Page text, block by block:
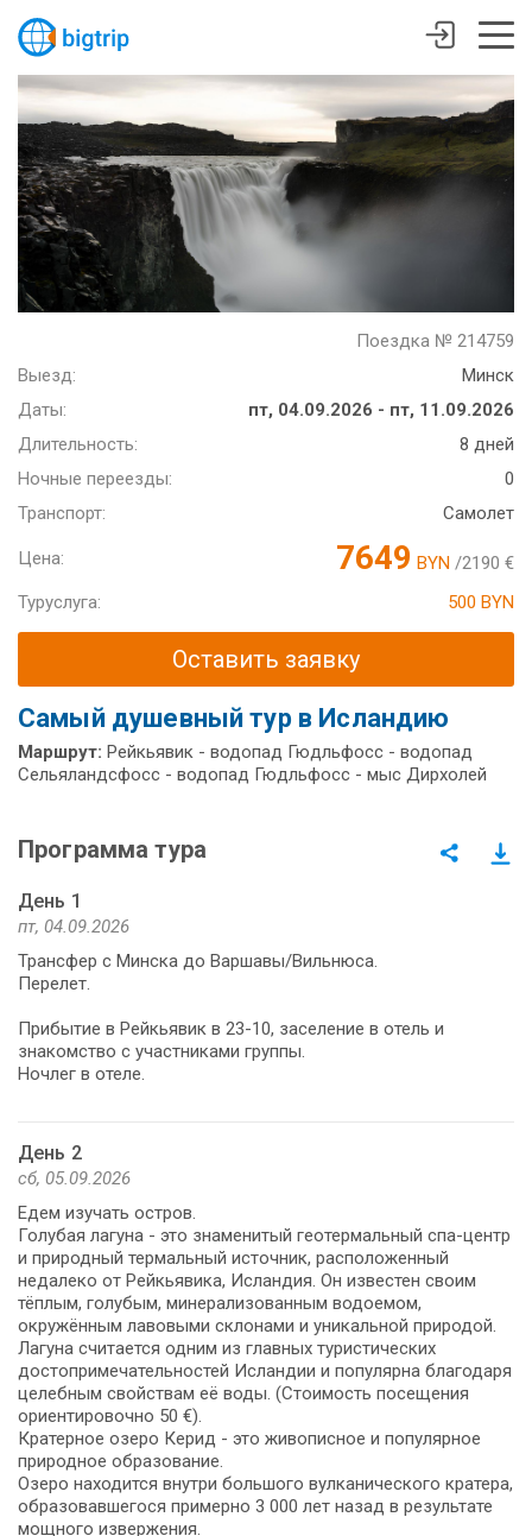
Поездка № 214759
Выезд:
Минск
Даты:
пт, 04.09.2026 - пт, 11.09.2026
Длительность:
8 дней
Ночные переезды:
0
Транспорт:
Самолет
Цена: 7649 BYN /2190 €
Туруслуга:
500 BYN
Оставить заявку
Самый душевный тур в Исландию
Маршрут: Рейкьявик - водопад Гюдльфосс - водопад
Сельяландсфосс - водопад Гюдльфосс - мыс Дирхолей
Программа тура
День 1
пт, 04.09.2026
Трансфер с Минска до Варшавы/Вильнюса.
Перелет.
Прибытие в Рейкьявик в 23-10, заселение в отель и
знакомство с участниками группы.
Ночлег в отеле.
День 2
сб, 05.09.2026
Едем изучать остров.
Голубая лагуна - это знаменитый геотермальный спа-центр
и природный термальный источник, расположенный
недалеко от Рейкьявика, Исландия. Он известен своим
тёплым, голубым, минерализованным водоемом,
окружённым лавовыми склонами и уникальной природой.
Лагуна считается одним из главных туристических
достопримечательностей Исландии и популярна благодаря
целебным свойствам её воды. (Стоимость посещения
ориентировочно 50 €).
Кратерное озеро Керид - это живописное и популярное
природное образование.
Озеро находится внутри большого вулканического кратера,
образовавшегося примерно 3 000 лет назад в результате
мощного извержения.